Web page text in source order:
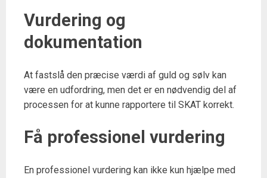
Vurdering og
dokumentation
At fastslå den præcise værdi af guld og sølv kan
være en udfordring, men det er en nødvendig del af
processen for at kunne rapportere til SKAT korrekt.
Få professionel vurdering
En professionel vurdering kan ikke kun hjælpe med